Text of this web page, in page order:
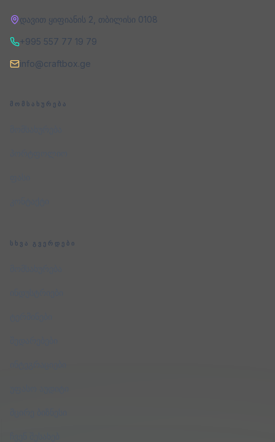
დავით ყიფიანის 2 თბილისი 0108
+995 557 77 19 79
info@craftbox.ge
ᲛᲝᲛᲡᲐᲮᲣᲠᲔᲑᲐ
ᲡᲮᲕᲐ ᲒᲕᲔᲠᲓᲔᲑᲘ